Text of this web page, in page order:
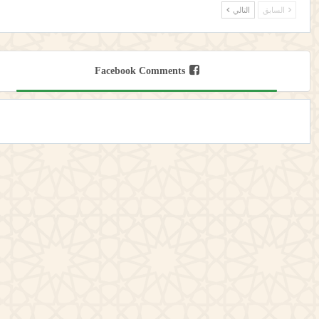
السابق التالي
Facebook Comments